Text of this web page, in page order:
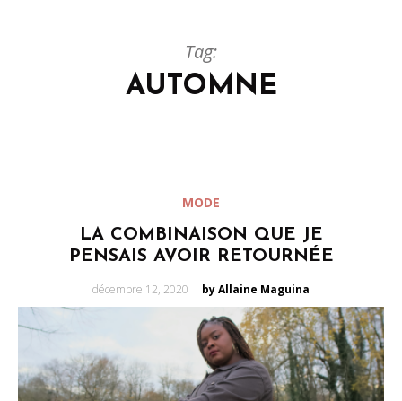
Tag:
AUTOMNE
MODE
LA COMBINAISON QUE JE
PENSAIS AVOIR RETOURNÉE
Posted
décembre 12, 2020 by Allaine Maguina